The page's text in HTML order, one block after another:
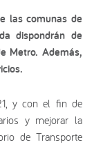
las comunas de
dispondrán de
Metro. Además,
y con el fin de
y mejorar la
de Transporte